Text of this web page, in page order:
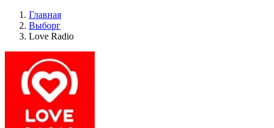
Главная
Выборг
Love Radio